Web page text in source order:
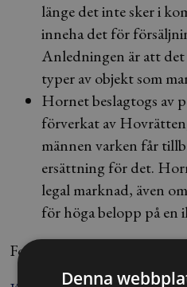
länge det inte sker i
inneha det för
Anledningen är att det
typer av objekt som
Hornet beslagtogs av
förverkat av
männen varken får
ersättning för det.
legal marknad, även
för höga belopp på en
Foto: Petr David Josek
Denna